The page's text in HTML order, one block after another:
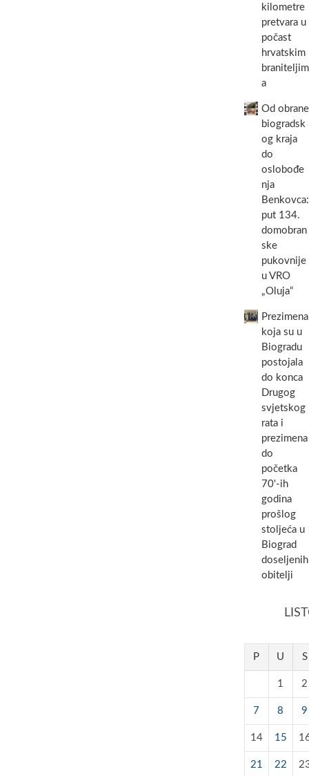
kilometre
pretvara u
počast
hrvatskim
braniteljim
a
Od obrane
biogradsk
og kraja
do
oslobođe
nja
Benkovca:
put 134.
domobran
ske
pukovnije
u VRO
„Oluja“
Prezimena
koja su u
Biogradu
postojala
do konca
Drugog
svjetskog
rata i
prezimena
do
početka
70'-ih
godina
prošlog
stoljeća u
Biograd
doseljenih
obitelji
P U S
1 2
7 8 9
14 15
21 22